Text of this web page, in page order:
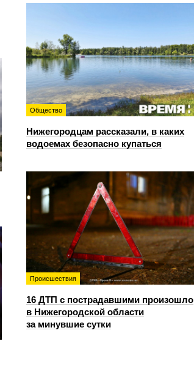
Общество
Нижегородцам рассказали, в каких
водоемах безопасно купаться
Происшествия
16 ДТП с пострадавшими произошло
в Нижегородской области
за минувшие сутки